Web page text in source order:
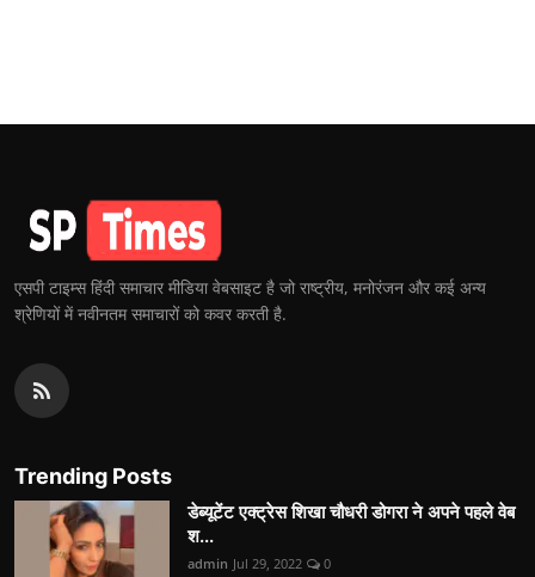
एसपी टाइम्स हिंदी समाचार मीडिया वेबसाइट है जो राष्ट्रीय, मनोरंजन और कई अन्य
श्रेणियों में नवीनतम समाचारों को कवर करती है.
Trending Posts
डेब्यूटेंट एक्ट्रेस शिखा चौधरी डोगरा ने अपने पहले वेब
श...
admin Jul 29, 2022 0